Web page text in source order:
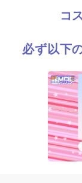
コ
必ず以下